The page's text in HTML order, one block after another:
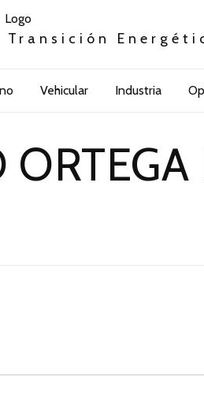
Vehicular Industria